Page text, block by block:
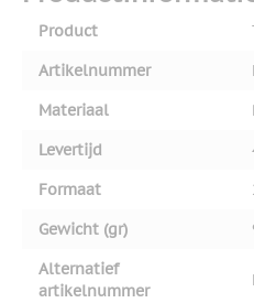
Product
Artikelnummer
Materiaal
Levertijd
Formaat
Gewicht (gr)
Alternatief
artikelnummer